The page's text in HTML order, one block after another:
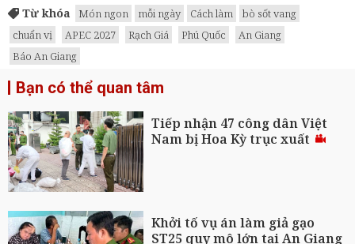
Từ khóa Món ngon mỗi ngày Cách làm
bò sốt vang
chuẩn vị
APEC 2027 Rạch Giá Phú Quốc
An Giang
Báo An Giang
Bạn có thể quan tâm
Tiếp nhận 47 công dân Việt
Nam bị Hoa Kỳ trục xuất
Khởi tố vụ án làm giả gạo
ST25 quy mô lớn tại An Giang